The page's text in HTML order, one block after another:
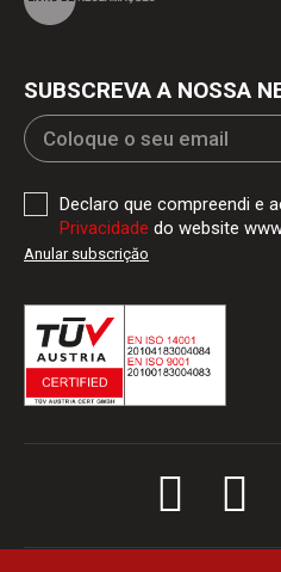
SUBSCREVA A NOSSA
Declaro que compreendi e
Privacidade do website
Anular subscriçăo